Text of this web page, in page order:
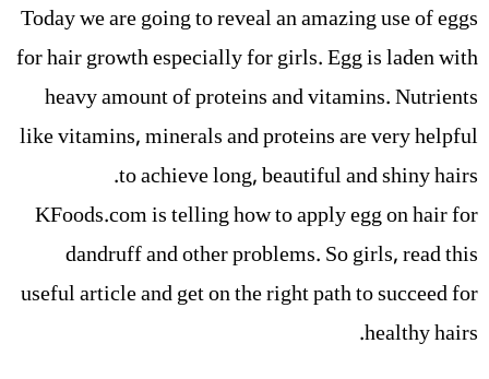
Today we are going to reveal an amazing use of eggs
for hair growth especially for girls. Egg is laden with
heavy amount of proteins and vitamins. Nutrients
like vitamins, minerals and proteins are very helpful
to achieve long, beautiful and shiny hairs.
KFoods.com is telling how to apply egg on hair for
dandruff and other problems. So girls, read this
useful article and get on the right path to succeed for
healthy hairs.